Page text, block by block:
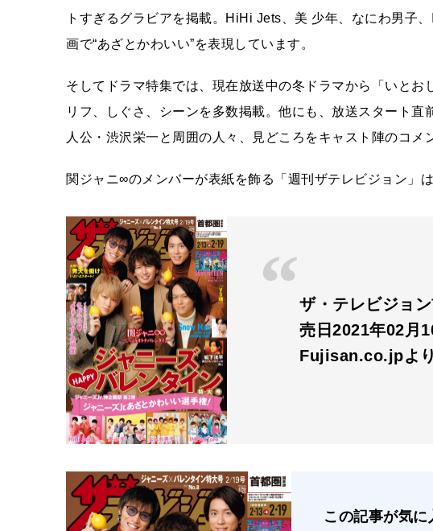
トすぎるグラビアを掲載。HiHi Jets、美 少年、なにわ男子
画で“あざとかわいい”を表現しています。
そしてドラマ特集では、現在放送中の冬ドラマから「いと
リフ、しぐさ、シーンを多数掲載。他にも、放送スタート
人公・渋沢栄一と周囲の人々、見どころをキャスト陣のコメ
関ジャニ∞のメンバーが表紙を飾る「週刊ザテレビジョン」
ザ・テレビジョ
売日2021年02月
Fujisan.co.jpより
この記事が気に